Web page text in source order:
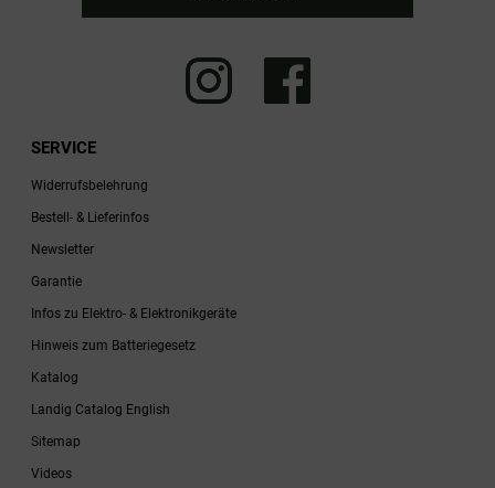
SERVICE
Widerrufsbelehrung
Bestell- & Lieferinfos
Newsletter
Garantie
Infos zu Elektro- & Elektronikgeräte
Hinweis zum Batteriegesetz
Katalog
Landig Catalog English
Sitemap
Videos